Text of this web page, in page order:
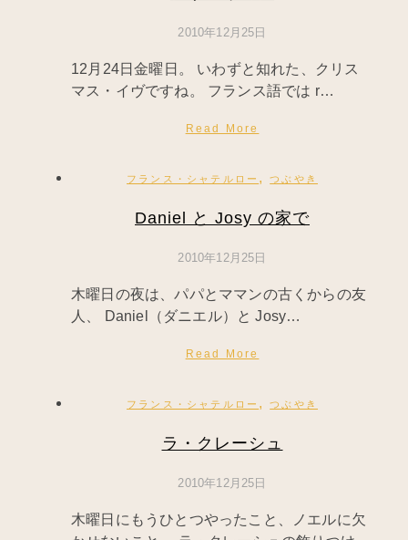
2010年12月25日
12月24日金曜日。 いわずと知れた、クリス
マス・イヴですね。 フランス語では r…
Read More
フランス・シャテルロー ,つぶやき
Daniel と Josy の家で
2010年12月25日
木曜日の夜は、パパとママンの古くからの友
人、 Daniel（ダニエル）と Josy…
Read More
フランス・シャテルロー ,つぶやき
ラ・クレーシュ
2010年12月25日
木曜日にもうひとつやったこと、ノエルに欠